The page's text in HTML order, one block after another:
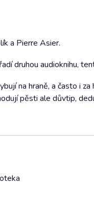
a Pierre Asier.
druhou audioknihu,
na hraně, a často i
pěsti ale důvtip,